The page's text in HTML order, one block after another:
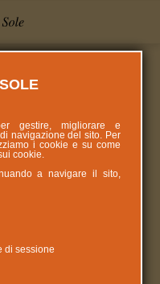
gestire, migliorare e
navigazione del sito. Per
i cookie e su come
cookie
a navigare il sito,
di sessione